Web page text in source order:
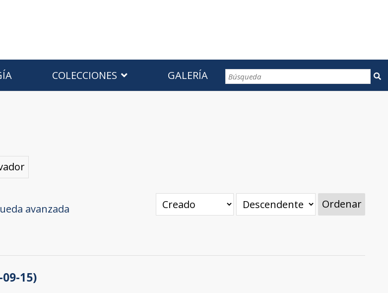
COLECCIONES GALERÍA CONTACTOS
avanzada Ordenar
15)